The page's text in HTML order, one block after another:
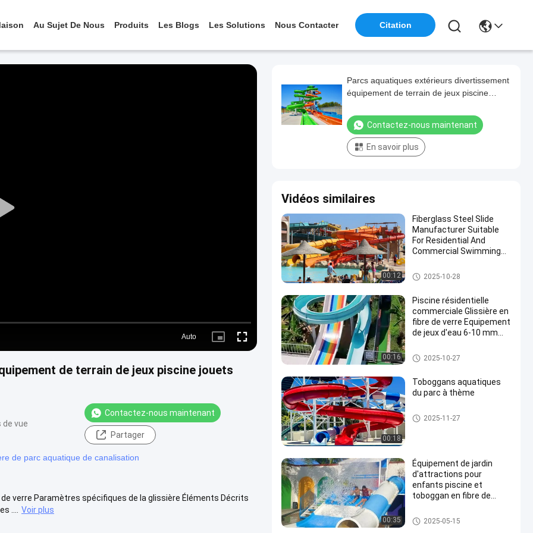
Au Sujet De Nous Produits Les Blogs Les Solutions Nous Contacter Citation
Play
Auto
Picture- Fullscreen
de terrain de jeux piscine jouets
de vue
Contactez-nous maintenant
Partager
de parc aquatique de canalisation
verre Paramètres spécifiques de la glissière Éléments Décrits
....
Voir plus
Parcs aquatiques extérieurs divertissement
équipement de terrain de jeux piscine
Contactez-nous maintenant
En savoir plus
Vidéos similaires
00:12
Fiberglass Steel Slide
Manufacturer Suitable
For Residential And
Commercial Swimming
More Than 10 Years Use
Glissière de parc aquatique
2025-10-28
00:16
Piscine résidentielle
commerciale Glissière en
fibre de verre Equipement
de jeux d'eau 6-10 mm
haute vitesse Arc-en-ciel
combiné Glissière
aquatiques Hôtel
Glissière de parc aquatique
2025-10-27
00:18
Toboggans aquatiques
du parc à thème
Glissière d'eau de piscine
2025-11-27
00:35
Équipement de jardin
d'attractions pour
enfants piscine et
toboggan en fibre de
Glissière de parc aquatique
2025-05-15